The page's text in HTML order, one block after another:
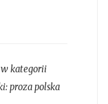
w kategorii
proza polska